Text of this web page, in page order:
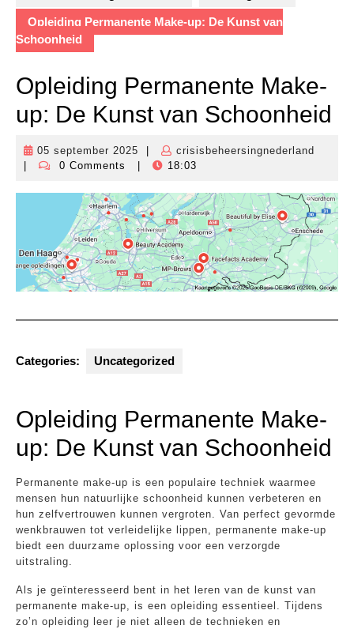
Opleiding Permanente Make-up: De Kunst van
Schoonheid
Opleiding Permanente Make-
up: De Kunst van Schoonheid
05 september 2025
05
september
crisisbeheersingnederland
0 Comments 18:03
Categories: Uncategorized
Opleiding Permanente Make-
up: De Kunst van Schoonheid
Permanente make-up is een populaire techniek waarmee
mensen hun natuurlijke schoonheid kunnen verbeteren en
hun zelfvertrouwen kunnen vergroten. Van perfect gevormde
wenkbrauwen tot verleidelijke lippen, permanente make-up
biedt een duurzame oplossing voor een verzorgde
uitstraling.
Als je geïnteresseerd bent in het leren van de kunst van
permanente make-up, is een opleiding essentieel. Tijdens
zo’n opleiding leer je niet alleen de technieken en